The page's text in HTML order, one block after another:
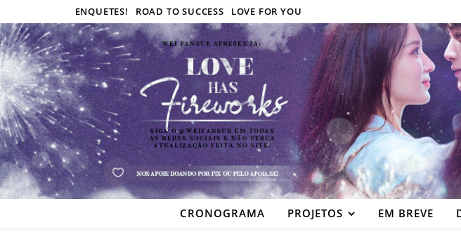
ENQUETES! ROAD TO SUCCESS LOVE FOR YOU
CRONOGRAMA PROJETOS EM BREVE